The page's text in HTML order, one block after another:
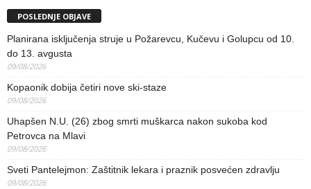
POSLEDNJE OBJAVE
Planirana isključenja struje u Požarevcu, Kučevu i Golupcu od 10.
do 13. avgusta
09/08/2026
Kopaonik dobija četiri nove ski-staze
09/08/2026
Uhapšen N.U. (26) zbog smrti muškarca nakon sukoba kod
Petrovca na Mlavi
09/08/2026
Sveti Pantelejmon: Zaštitnik lekara i praznik posvećen zdravlju
09/08/2026